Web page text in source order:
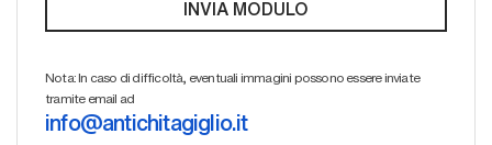
Nota: In caso di difficoltà, eventuali immagini possono essere inviate
tramite email ad
info@antichitagiglio.it